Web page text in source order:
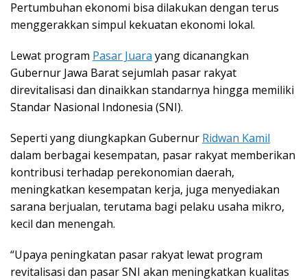
Pertumbuhan ekonomi bisa dilakukan dengan terus
menggerakkan simpul kekuatan ekonomi lokal.
Lewat program Pasar Juara yang dicanangkan
Gubernur Jawa Barat sejumlah pasar rakyat
direvitalisasi dan dinaikkan standarnya hingga memiliki
Standar Nasional Indonesia (SNI).
Seperti yang diungkapkan Gubernur Ridwan Kamil
dalam berbagai kesempatan, pasar rakyat memberikan
kontribusi terhadap perekonomian daerah,
meningkatkan kesempatan kerja, juga menyediakan
sarana berjualan, terutama bagi pelaku usaha mikro,
kecil dan menengah.
“Upaya peningkatan pasar rakyat lewat program
revitalisasi dan pasar SNI akan meningkatkan kualitas